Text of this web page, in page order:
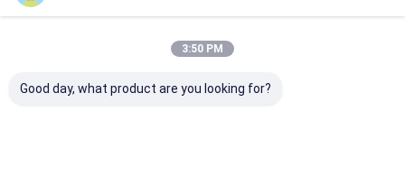
Produits Recommandés
3:50 PM
Good day, what product are you looking for?